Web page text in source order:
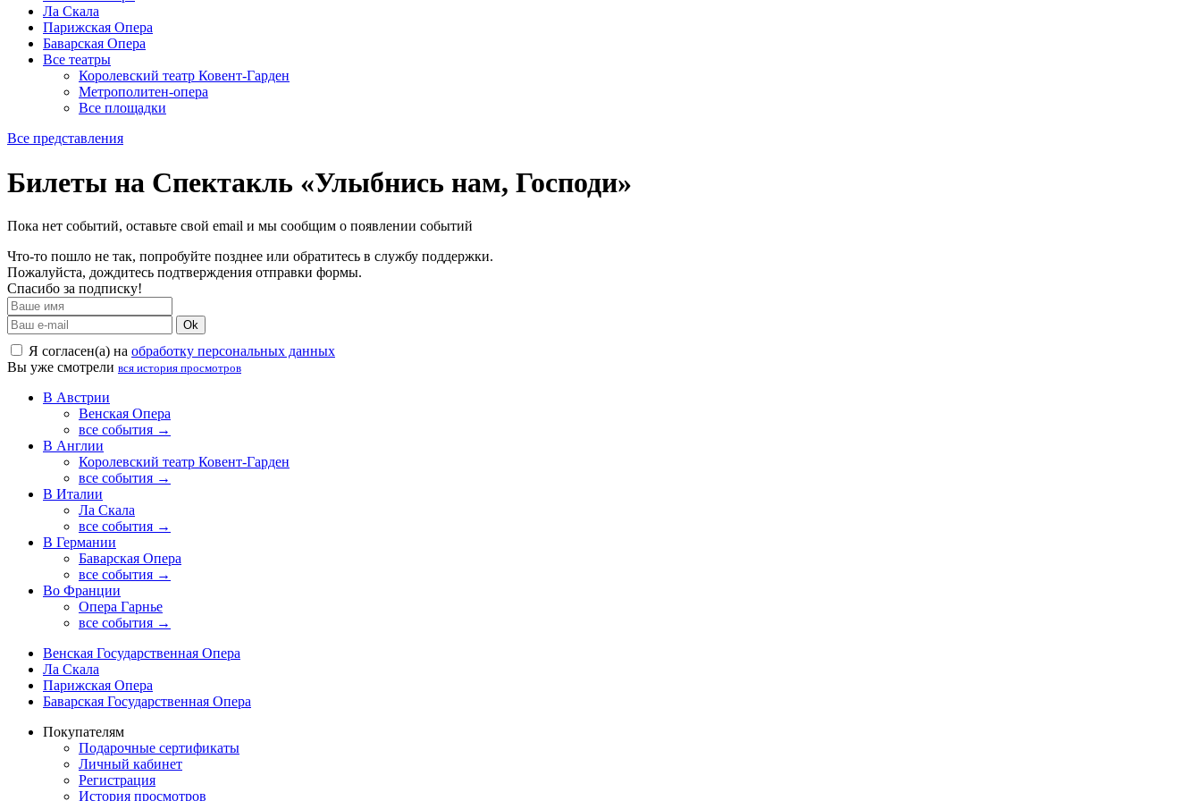
Ла Скала
Парижская Опера
Баварская Опера
Все театры
Королевский театр Ковент-Гарден
Метрополитен-опера
Все площадки
Все представления
Билеты на Спектакль «Улыбнись нам, Господи»
Пока нет событий, оставьте свой email и мы сообщим о появлении событий
Что-то пошло не так, попробуйте позднее или обратитесь в службу поддержки.
Пожалуйста, дождитесь подтверждения отправки формы.
Спасибо за подписку!
Ok
Я согласен(а) на обработку персональных данных
Вы уже смотрели вся история просмотров
В Австрии
Венская Опера
все события →
В Англии
Королевский театр Ковент-Гарден
все события →
В Италии
Ла Скала
все события →
В Германии
Баварская Опера
все события →
Во Франции
Опера Гарнье
все события →
Венская Государственная Опера
Ла Скала
Парижская Опера
Баварская Государственная Опера
Покупателям
Подарочные сертификаты
Личный кабинет
Регистрация
История просмотров